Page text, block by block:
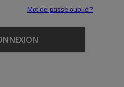
Mot de passe oublié ?